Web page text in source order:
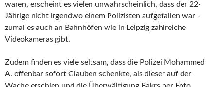
waren, erscheint es vielen unwahrscheinlich, dass der 22-
Jährige nicht irgendwo einem Polizisten aufgefallen war -
zumal es auch an Bahnhöfen wie in Leipzig zahlreiche
Videokameras gibt.
Zudem finden es viele seltsam, dass die Polizei Mohammed
A. offenbar sofort Glauben schenkte, als dieser auf der